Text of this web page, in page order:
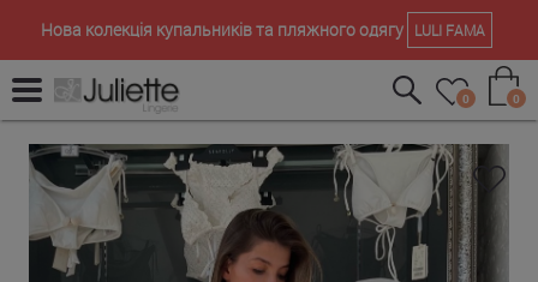
Нова колекція купальників та пляжного одягу LULI FAMA
0 0